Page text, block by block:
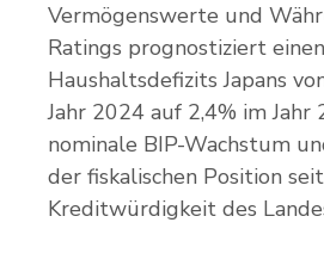
Vermögenswerte und
Ratings prognostiziert
Haushaltsdefizits Japans
Jahr 2024 auf 2,4% im Jahr
nominale BIP-Wachstum
der fiskalischen Position
Kreditwürdigkeit des